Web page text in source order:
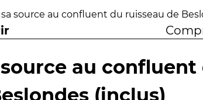
source au confluent du ruisseau de
au confluent
(inclus)